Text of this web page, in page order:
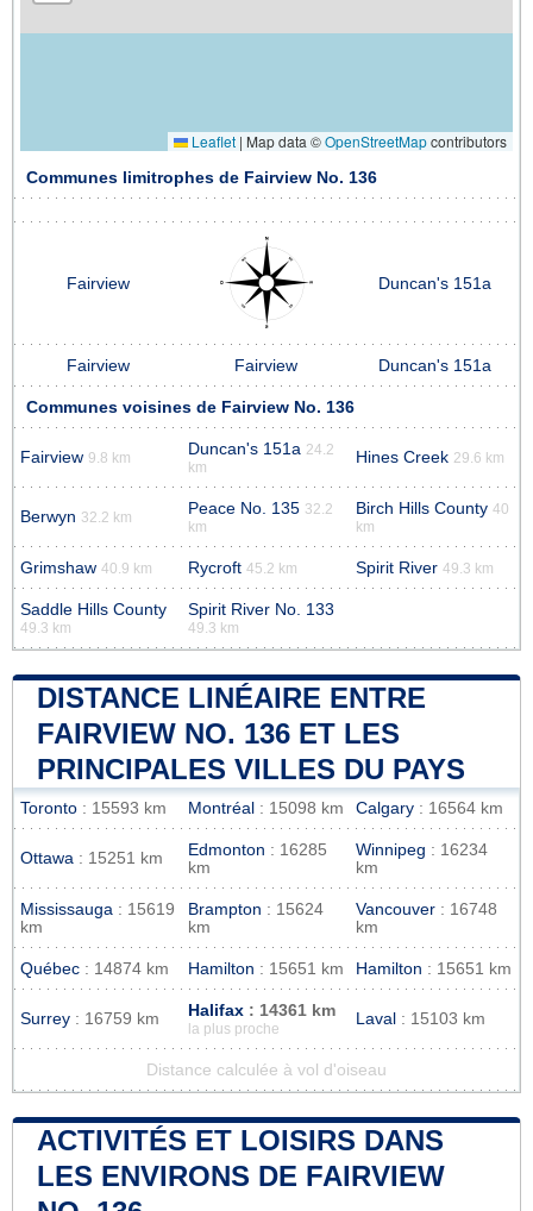
Leaflet | Map data ©OpenStreetMapcontributors
Communes limitrophes de Fairview No. 136
Fairview Duncan's 151a
Fairview Fairview Duncan's 151a
Communes voisines de Fairview No. 136
Fairview 9.8 km Duncan's 151a 24.2
km
Hines Creek 29.6 km
Berwyn 32.2 km Peace No. 135 32.2
km
Birch Hills County 40
km
Grimshaw 40.9 km Rycroft 45.2 km Spirit River 49.3 km
Saddle Hills County
49.3 km
Spirit River No. 133
49.3 km
DISTANCE LINÉAIRE ENTRE
FAIRVIEW NO. 136 ET LES
PRINCIPALES VILLES DU PAYS
Toronto : 15593 km Montréal : 15098 km Calgary : 16564 km
Ottawa : 15251 km Edmonton : 16285
km
Winnipeg : 16234
km
Mississauga : 15619
km
Brampton : 15624
km
Vancouver : 16748
km
Québec : 14874 km Hamilton : 15651 km Hamilton : 15651 km
Surrey : 16759 km Halifax : 14361 km
la plus proche
Laval : 15103 km
Distance calculée à vol d'oiseau
ACTIVITÉS ET LOISIRS DANS
LES ENVIRONS DE FAIRVIEW